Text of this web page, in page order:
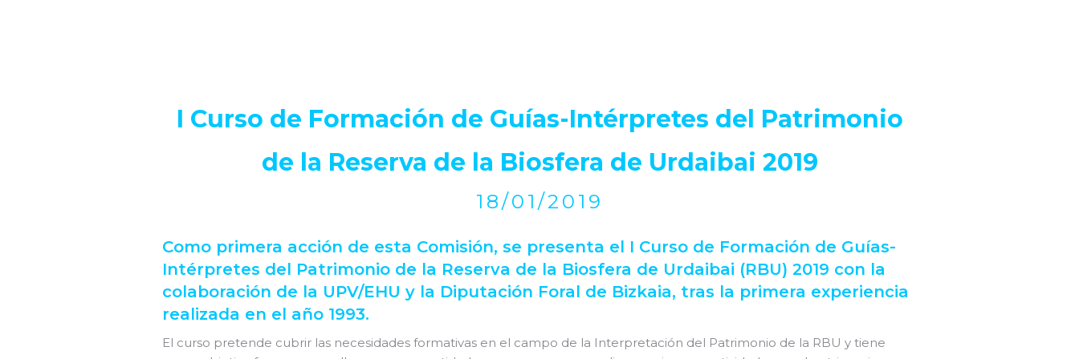
I Curso de Formación de Guías-Intérpretes del Patrimonio
de la Reserva de la Biosfera de Urdaibai 2019
18/01/2019
Como primera acción de esta Comisión, se presenta el I Curso de Formación de Guías-
Intérpretes del Patrimonio de la Reserva de la Biosfera de Urdaibai (RBU) 2019 con la
colaboración de la UPV/EHU y la Diputación Foral de Bizkaia, tras la primera experiencia
realizada en el año 1993.
El curso pretende cubrir las necesidades formativas en el campo de la Interpretación del Patrimonio de la RBU y tiene